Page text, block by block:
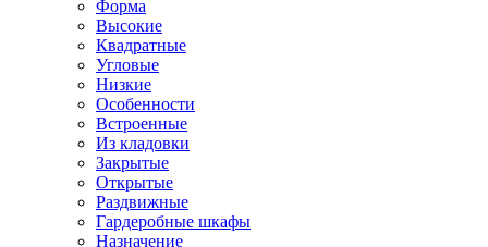
Форма
Высокие
Квадратные
Угловые
Низкие
Особенности
Встроенные
Из кладовки
Закрытые
Открытые
Раздвижные
Гардеробные шкафы
Назначение